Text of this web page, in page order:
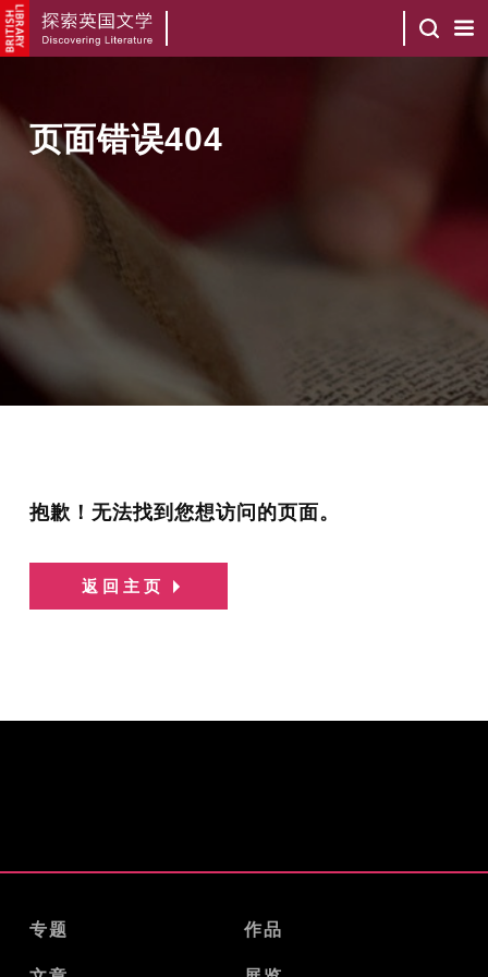
页面错误404
抱歉！无法找到您想访问的页面。
返回主页
专题 作品